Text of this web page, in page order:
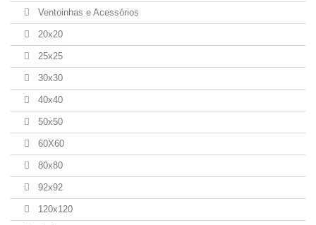
Ventoinhas e Acessórios
20x20
25x25
30x30
40x40
50x50
60X60
80x80
92x92
120x120